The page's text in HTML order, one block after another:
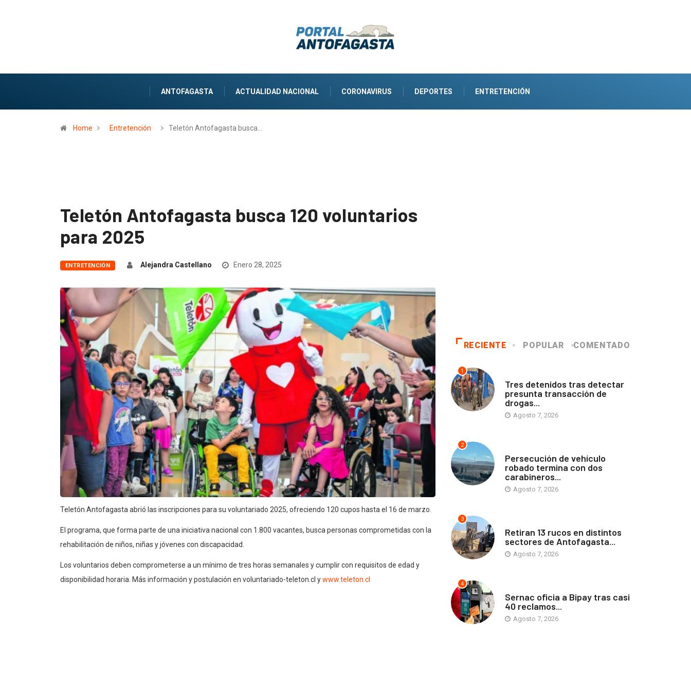
ANTOFAGASTA ACTUALIDAD NACIONAL CORONAVIRUS DEPORTES ENTRETENCIÓN
Home Entretención Teletón Antofagasta busca…
Teletón Antofagasta busca 120 voluntarios
para 2025
ENTRETENCIÓN Alejandra Castellano Enero 28, 2025
Teletón Antofagasta abrió las inscripciones para su voluntariado 2025, ofreciendo 120 cupos hasta el 16 de marzo.
El programa, que forma parte de una iniciativa nacional con 1.800 vacantes, busca personas comprometidas con la
rehabilitación de niños, niñas y jóvenes con discapacidad.
Los voluntarios deben comprometerse a un mínimo de tres horas semanales y cumplir con requisitos de edad y
disponibilidad horaria. Más información y postulación en voluntariado-teleton.cl ywww.teleton.cl
RECIENTE POPULAR COMENTADO
1
Tres detenidos tras detectar
presunta transacción de
drogas...
Agosto 7, 2026
2
Persecución de vehículo
robado termina con dos
carabineros...
Agosto 7, 2026
3
Retiran 13 rucos en distintos
sectores de Antofagasta...
Agosto 7, 2026
4
Sernac oficia a Bipay tras casi
40 reclamos...
Agosto 7, 2026